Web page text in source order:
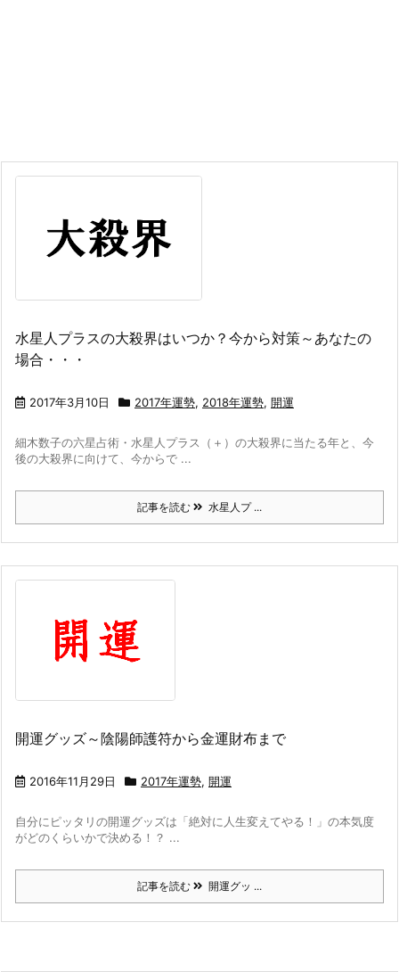
水星人プラスの大殺界はいつか？今から対策～あなたの
場合・・・
2017年3月10日 2017年運勢, 2018年運勢, 開運
細木数子の六星占術・水星人プラス（＋）の大殺界に当たる年と、今
後の大殺界に向けて、今からで ...
記事を読む 水星人プ ...
開運グッズ～陰陽師護符から金運財布まで
2016年11月29日 2017年運勢, 開運
自分にピッタリの開運グッズは「絶対に人生変えてやる！」の本気度
がどのくらいかで決める！？ ...
記事を読む 開運グッ ...